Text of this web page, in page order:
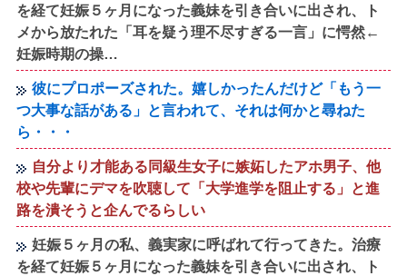
を経て妊娠５ヶ月になった義妹を引き合いに出され、ト
メから放たれた「耳を疑う理不尽すぎる一言」に愕然←
妊娠時期の操…
彼にプロポーズされた。嬉しかったんだけど「もう一
つ大事な話がある」と言われて、それは何かと尋ねた
ら・・・
自分より才能ある同級生女子に嫉妬したアホ男子、他
校や先輩にデマを吹聴して「大学進学を阻止する」と進
路を潰そうと企んでるらしい
妊娠５ヶ月の私、義実家に呼ばれて行ってきた。治療
を経て妊娠５ヶ月になった義妹を引き合いに出され、ト